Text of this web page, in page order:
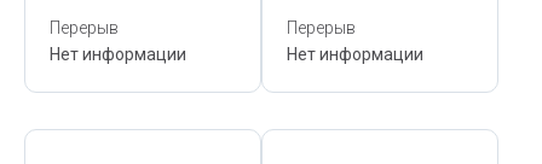
Перерыв
Нет информации
Перерыв
Нет информации